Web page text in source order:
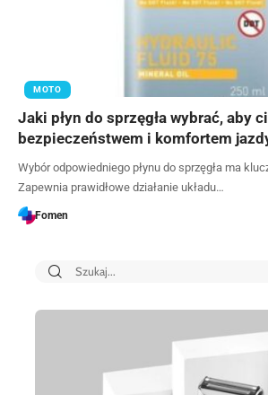
MOTO
Jaki płyn do sprzęgła wybrać, aby
bezpieczeństwem i komfortem
Wybór odpowiedniego płynu do sprzęgła ma
Zapewnia prawidłowe działanie układu…
Fomen